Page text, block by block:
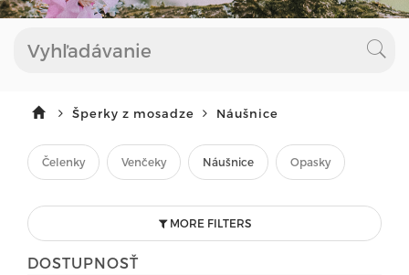
Šperky z mosadze Náušnice
Čelenky Venčeky Náušnice Opasky
MORE FILTERS
DOSTUPNOSŤ